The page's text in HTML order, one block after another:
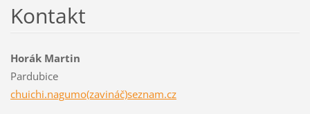
Kontakt
Horák Martin
Pardubice
chuichi.nagumo(zavináč)seznam.cz